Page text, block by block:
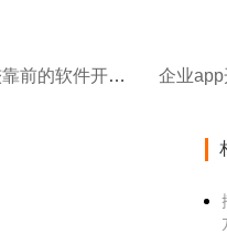
软件开发:国内排名比较靠前的软件开发公司推荐